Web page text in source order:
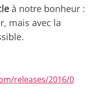
à notre bonheur :
mais avec la
releases/2016/0